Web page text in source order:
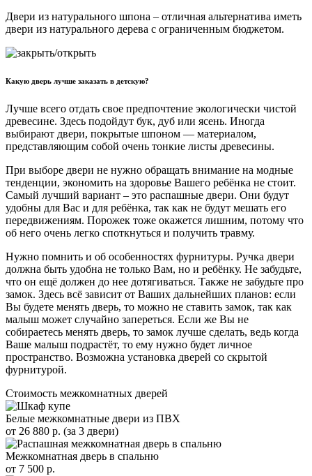
Двери из натурального шпона – отличная альтернатива иметь
двери из натурального дерева с ограниченным бюджетом.
Какую дверь лучше заказать в детскую?
Лучше всего отдать свое предпочтение экологически чистой
древесине. Здесь подойдут бук, дуб или ясень. Иногда
выбирают двери, покрытые шпоном — материалом,
представляющим собой очень тонкие листы древесины.
При выборе двери не нужно обращать внимание на модные
тенденции, экономить на здоровье Вашего ребёнка не стоит.
Самый лучший вариант – это распашные двери. Они будут
удобны для Вас и для ребёнка, так как не будут мешать его
передвижениям. Порожек тоже окажется лишним, потому что
об него очень легко споткнуться и получить травму.
Нужно помнить и об особенностях фурнитуры. Ручка двери
должна быть удобна не только Вам, но и ребёнку. Не забудьте,
что он ещё должен до нее дотягиваться. Также не забудьте про
замок. Здесь всё зависит от Ваших дальнейших планов: если
Вы будете менять дверь, то можно не ставить замок, так как
малыш может случайно запереться. Если же Вы не
собираетесь менять дверь, то замок лучше сделать, ведь когда
Ваше малыш подрастёт, то ему нужно будет личное
пространство. Возможна установка дверей со скрытой
фурнитурой.
Стоимость межкомнатных дверей
Белые межкомнатные двери из ПВХ
от 26 880 р. (за 3 двери)
Межкомнатная дверь в спальню
от 7 500 р.